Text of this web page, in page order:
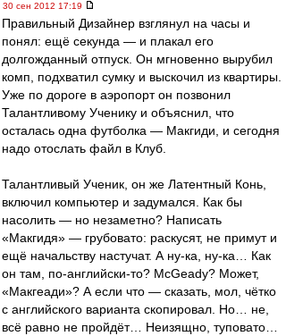
30 сен 2012 17:19
Правильный Дизайнер взглянул на часы и
понял: ещё секунда — и плакал его
долгожданный отпуск. Он мгновенно вырубил
комп, подхватил сумку и выскочил из квартиры.
Уже по дороге в аэропорт он позвонил
Талантливому Ученику и объяснил, что
осталась одна футболка — Макгиди, и сегодня
надо отослать файл в Клуб.
Талантливый Ученик, он же Латентный Конь,
включил компьютер и задумался. Как бы
насолить — но незаметно? Написать
«Макгидя» — грубовато: раскусят, не примут и
ещё начальству настучат. А ну-ка, ну-ка… Как
он там, по-английски-то? McGeady? Может,
«Макгеади»? А если что — сказать, мол, чётко
с английского варианта скопировал. Но… не,
всё равно не пройдёт… Неизящно, туповато…